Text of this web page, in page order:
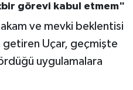
görevi kabul etmem"
ve mevki beklentisi
getiren Uçar, geçmişte
uygulamalara